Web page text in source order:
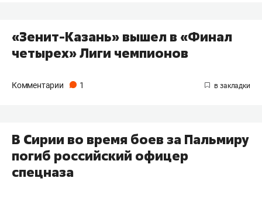
«Зенит-Казань» вышел в «Финал
четырех» Лиги чемпионов
Комментарии 1
В Сирии во время боев за Пальмиру
погиб российский офицер
спецназа